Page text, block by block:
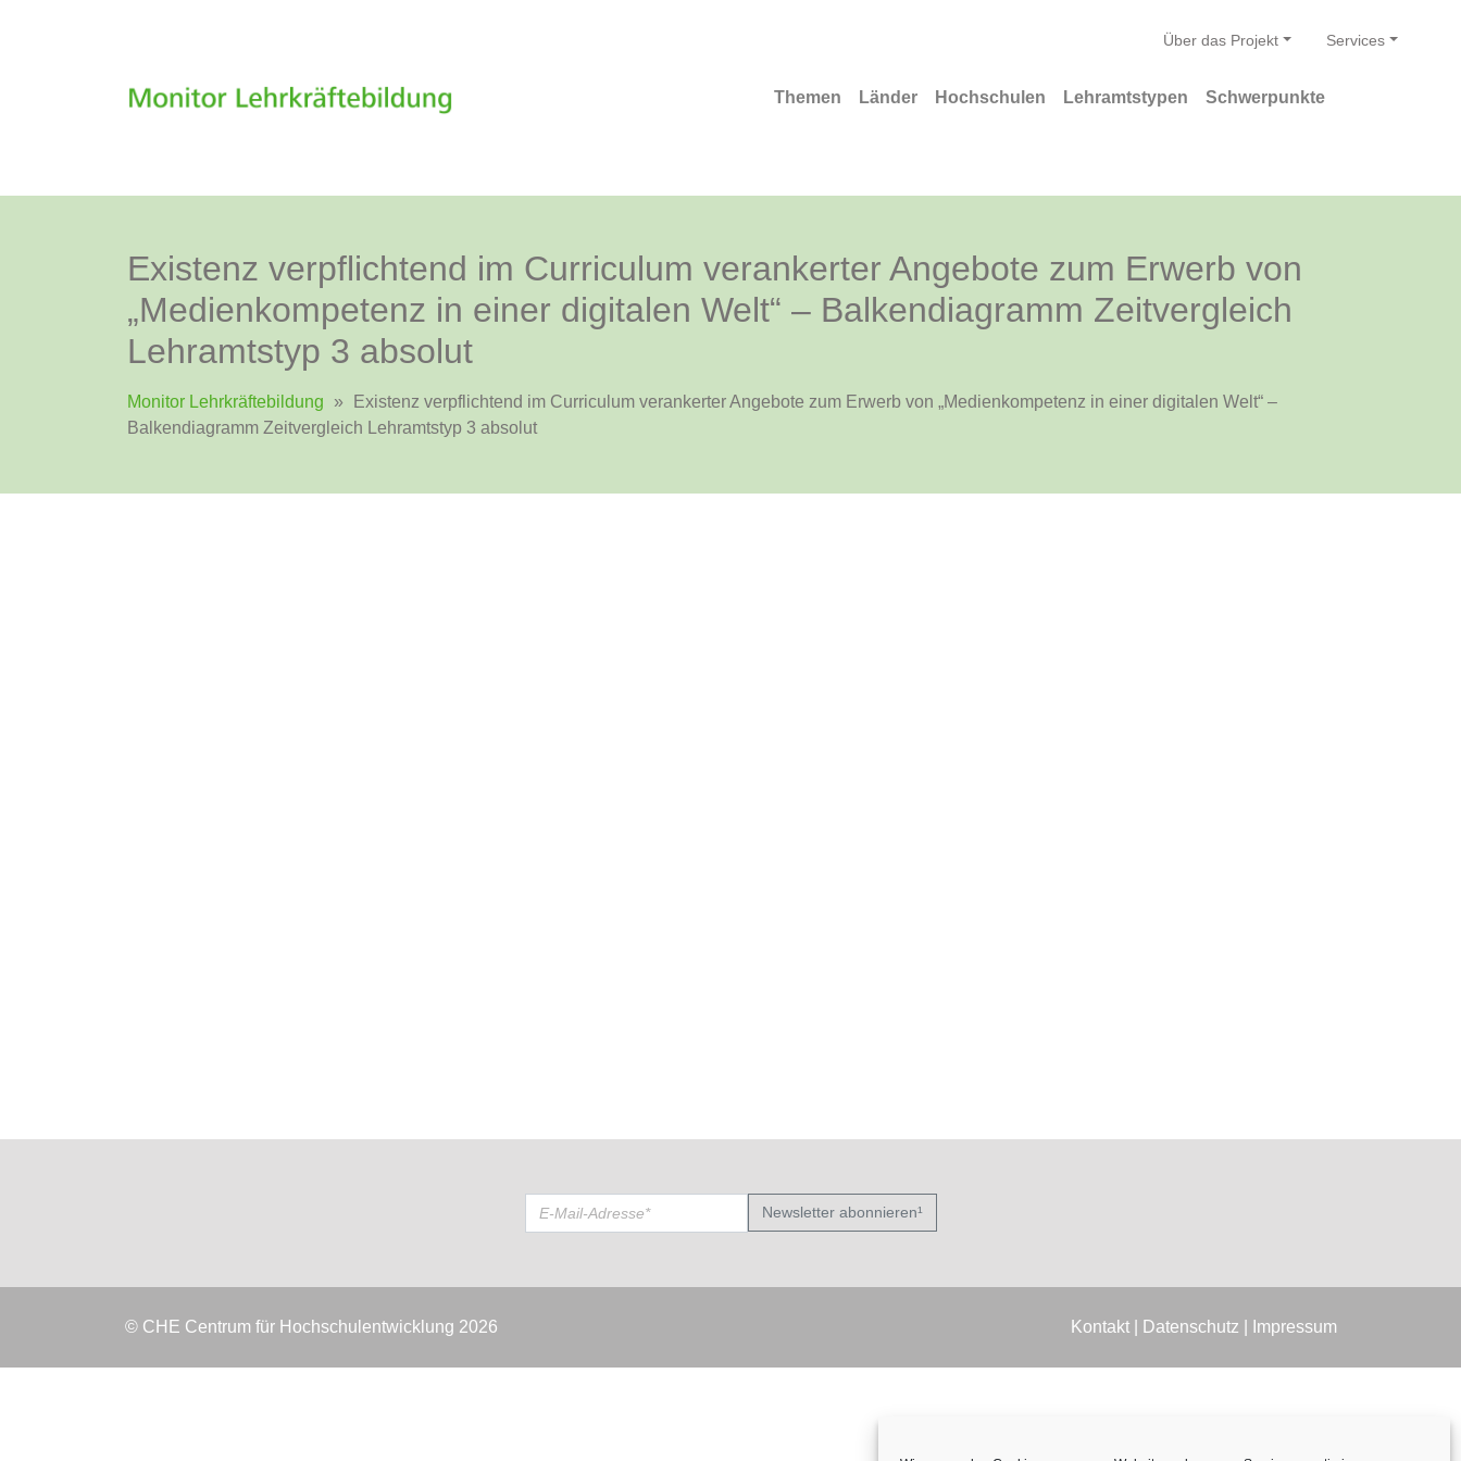
Themen Länder Hochschulen Lehramtstypen Schwerpunkte
Über das Projekt Services
Existenz verpflichtend im Curriculum verankerter Angebote zum Erwerb von
„Medienkompetenz in einer digitalen Welt“ – Balkendiagramm Zeitvergleich
Lehramtstyp 3 absolut
Monitor Lehrkräftebildung »
Existenz verpflichtend im Curriculum verankerter Angebote zum Erwerb von „Medienkompetenz in einer digitalen Welt“ –
Balkendiagramm Zeitvergleich Lehramtstyp 3 absolut
Newsletter abonnieren¹
© CHE Centrum für Hochschulentwicklung 2026 Kontakt| Datenschutz Impressum